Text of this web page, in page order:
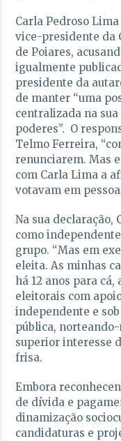
Carla Pedroso
vice-presidente da
de Poiares,
igualmente
presidente da
de manter “uma
centralizada na
poderes”. O
Telmo Ferreira,
renunciarem. Mas
com Carla Lima a
votavam em
Na sua declaração,
como
grupo. “Mas em
eleita. As minhas
há 12 anos para
eleitorais com
independente e
pública,
superior interesse
frisa.
Embora
de dívida e
dinamização
candidaturas e